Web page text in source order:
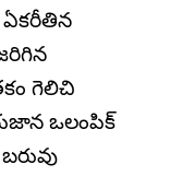
గెలిచి
ఒలంపిక్